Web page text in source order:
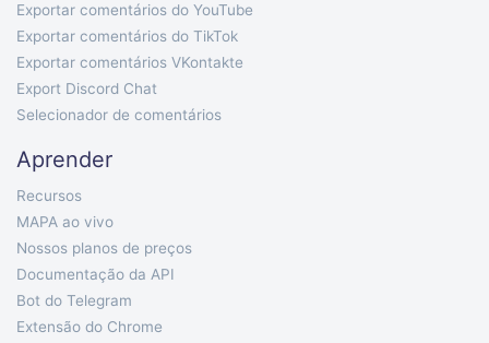
Exportar comentários do YouTube
Exportar comentários do TikTok
Exportar comentários VKontakte
Export Discord Chat
Selecionador de comentários
Aprender
Recursos
MAPA ao vivo
Nossos planos de preços
Documentação da API
Bot do Telegram
Extensão do Chrome